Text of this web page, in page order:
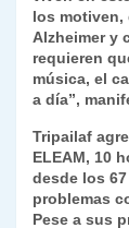
los motiven,
Alzheimer y
requieren
música, el
a día”,
Tripailaf
ELEAM, 10
desde los
problemas
Pese a sus